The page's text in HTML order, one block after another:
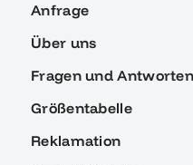
Anfrage
Über uns
Fragen und Antworten
Größentabelle
Reklamation